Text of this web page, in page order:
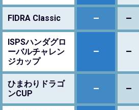
FIDRA Classic – –
ISPSハンダグロ
ーバルチャレン
ジカップ
– –
ひまわりドラゴ
ンCUP
– –